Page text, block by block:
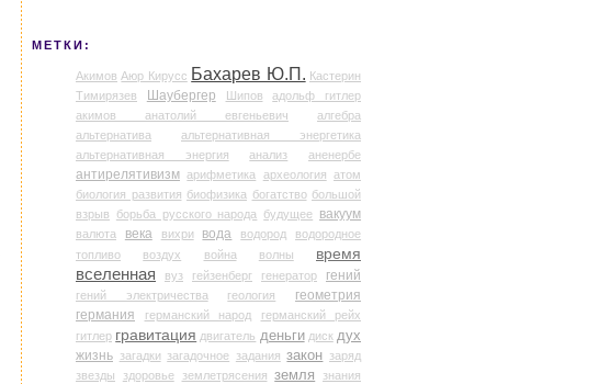
МЕТКИ:
Акимов Аюр Кирусс Бахарев Ю.П. Кастерин
Тимирязев
Шаубергер Шипов
адольф гитлер
акимов анатолий евгеньевич
алгебра
альтернатива
альтернативная энергетика
альтернативная энергия
анализ аненербе
антирелятивизм арифметика археология атом
биология развития биофизика богатство большой
взрыв
борьба русского народа будущее вакуум
валюта века вихри вода водород
водородное
топливо
воздух война волны
время
вселенная
вуз гейзенберг генератор гений
гений электричества геология
геометрия
германия
германский народ
германский рейх
гитлер гравитация двигатель деньги диск дух
жизнь загадки загадочное задания закон заряд
звезды
здоровье землетрясения земля
знания